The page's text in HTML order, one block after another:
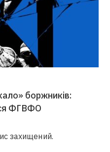
боржників:
ФГВФО
захищений.